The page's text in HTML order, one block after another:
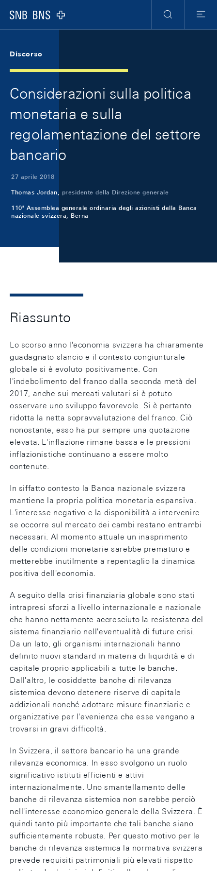
Logo
Ricerca
Menu
Discorso
Considerazioni sulla politica
monetaria e sulla
regolamentazione del settore
bancario
27 aprile 2018
Thomas Jordan, presidente della Direzione generale
110ª Assemblea generale ordinaria degli azionisti della Banca
nazionale svizzera, Berna
Riassunto
Lo scorso anno l'economia svizzera ha chiaramente
guadagnato slancio e il contesto congiunturale
globale si è evoluto positivamente. Con
l'indebolimento del franco dalla seconda metà del
2017, anche sui mercati valutari si è potuto
osservare uno sviluppo favorevole. Si è pertanto
ridotta la netta sopravvalutazione del franco. Ciò
nonostante, esso ha pur sempre una quotazione
elevata. L'inflazione rimane bassa e le pressioni
inflazionistiche continuano a essere molto
contenute.
In siffatto contesto la Banca nazionale svizzera
mantiene la propria politica monetaria espansiva.
L'interesse negativo e la disponibilità a intervenire
se occorre sul mercato dei cambi restano entrambi
necessari. Al momento attuale un inasprimento
delle condizioni monetarie sarebbe prematuro e
metterebbe inutilmente a repentaglio la dinamica
positiva dell'economia.
A seguito della crisi finanziaria globale sono stati
intrapresi sforzi a livello internazionale e nazionale
che hanno nettamente accresciuto la resistenza del
sistema finanziario nell'eventualità di future crisi.
Da un lato, gli organismi internazionali hanno
definito nuovi standard in materia di liquidità e di
capitale proprio applicabili a tutte le banche.
Dall'altro, le cosiddette banche di rilevanza
sistemica devono detenere riserve di capitale
addizionali nonché adottare misure finanziarie e
organizzative per l'evenienza che esse vengano a
trovarsi in gravi difficoltà.
In Svizzera, il settore bancario ha una grande
rilevanza economica. In esso svolgono un ruolo
significativo istituti efficienti e attivi
internazionalmente. Uno smantellamento delle
banche di rilevanza sistemica non sarebbe perciò
nell'interesse economico generale della Svizzera. È
quindi tanto più importante che tali banche siano
sufficientemente robuste. Per questo motivo per le
banche di rilevanza sistemica la normativa svizzera
prevede requisiti patrimoniali più elevati rispetto